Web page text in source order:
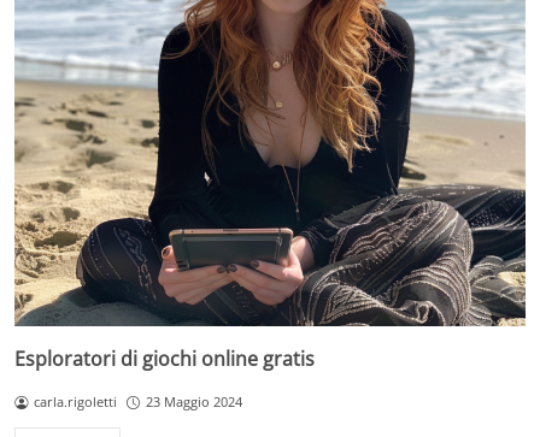
Esploratori di giochi online gratis
carla.rigoletti 23 Maggio 2024